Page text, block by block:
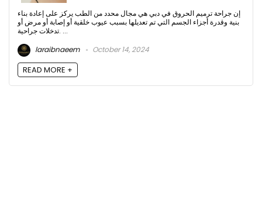
إن جراحة ترميم الحروق في دبي هي مجال محدد من الطب يركز على إعادة بناء
بنية وقدرة أجزاء الجسم التي تم تعديلها بسبب عيوب خلقية أو إصابة أو مرض أو
تدخلات جراحية. ...
laraibnaeem
October 14, 2024
READ MORE +